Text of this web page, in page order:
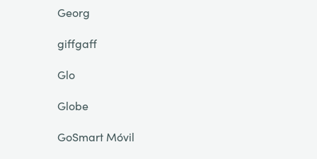
Georg
giffgaff
Glo
Globe
GoSmart Móvil